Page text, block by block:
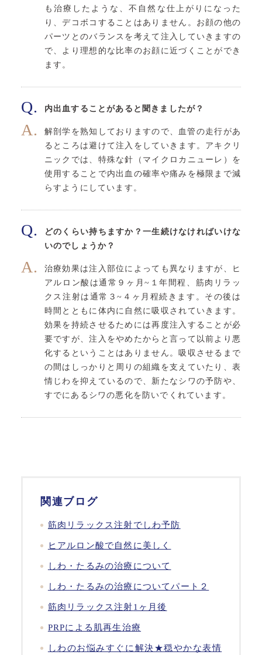
も治療したような、不自然な仕上がりになった
り、デコボコすることはありません。お顔の他の
パーツとのバランスを考えて注入していきますの
で、より理想的な比率のお顔に近づくことができ
ます。
内出血することがあると聞きましたが？
解剖学を熟知しておりますので、血管の走行があ
るところは避けて注入をしていきます。アキクリ
ニックでは、特殊な針（マイクロカニューレ）を
使用することで内出血の確率や痛みを極限まで減
らすようにしています。
どのくらい持ちますか？一生続けなければいけな
いのでしょうか？
治療効果は注入部位によっても異なりますが、ヒ
アルロン酸は通常９ヶ月~１年間程、筋肉リラッ
クス注射は通常３~４ヶ月程続きます。その後は
時間とともに体内に自然に吸収されていきます。
効果を持続させるためには再度注入することが必
要ですが、注入をやめたからと言って以前より悪
化するということはありません。吸収させるまで
の間はしっかりと周りの組織を支えていたり、表
情じわを抑えているので、新たなシワの予防や、
すでにあるシワの悪化を防いでくれています。
関連ブログ
筋肉リラックス注射でしわ予防
ヒアルロン酸で自然に美しく
しわ・たるみの治療について
しわ・たるみの治療についてパート２
筋肉リラックス注射1ヶ月後
PRPによる肌再生治療
しわのお悩みすぐに解決★穏やかな表情